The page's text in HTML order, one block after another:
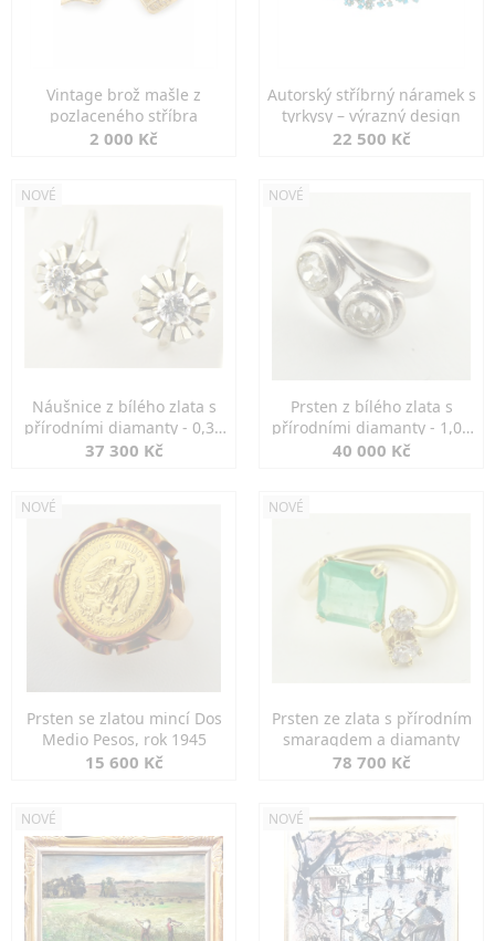
Vintage brož mašle z
pozlaceného stříbra
2 000 Kč
Autorský stříbrný náramek s
tyrkysy – výrazný design
22 500 Kč
NOVÉ
Náušnice z bílého zlata s
přírodními diamanty - 0,30
ct
37 300 Kč
NOVÉ
Prsten z bílého zlata s
přírodními diamanty - 1,00
ct
40 000 Kč
NOVÉ
Prsten se zlatou mincí Dos
Medio Pesos, rok 1945
15 600 Kč
NOVÉ
Prsten ze zlata s přírodním
smaragdem a diamanty
78 700 Kč
NOVÉ NOVÉ